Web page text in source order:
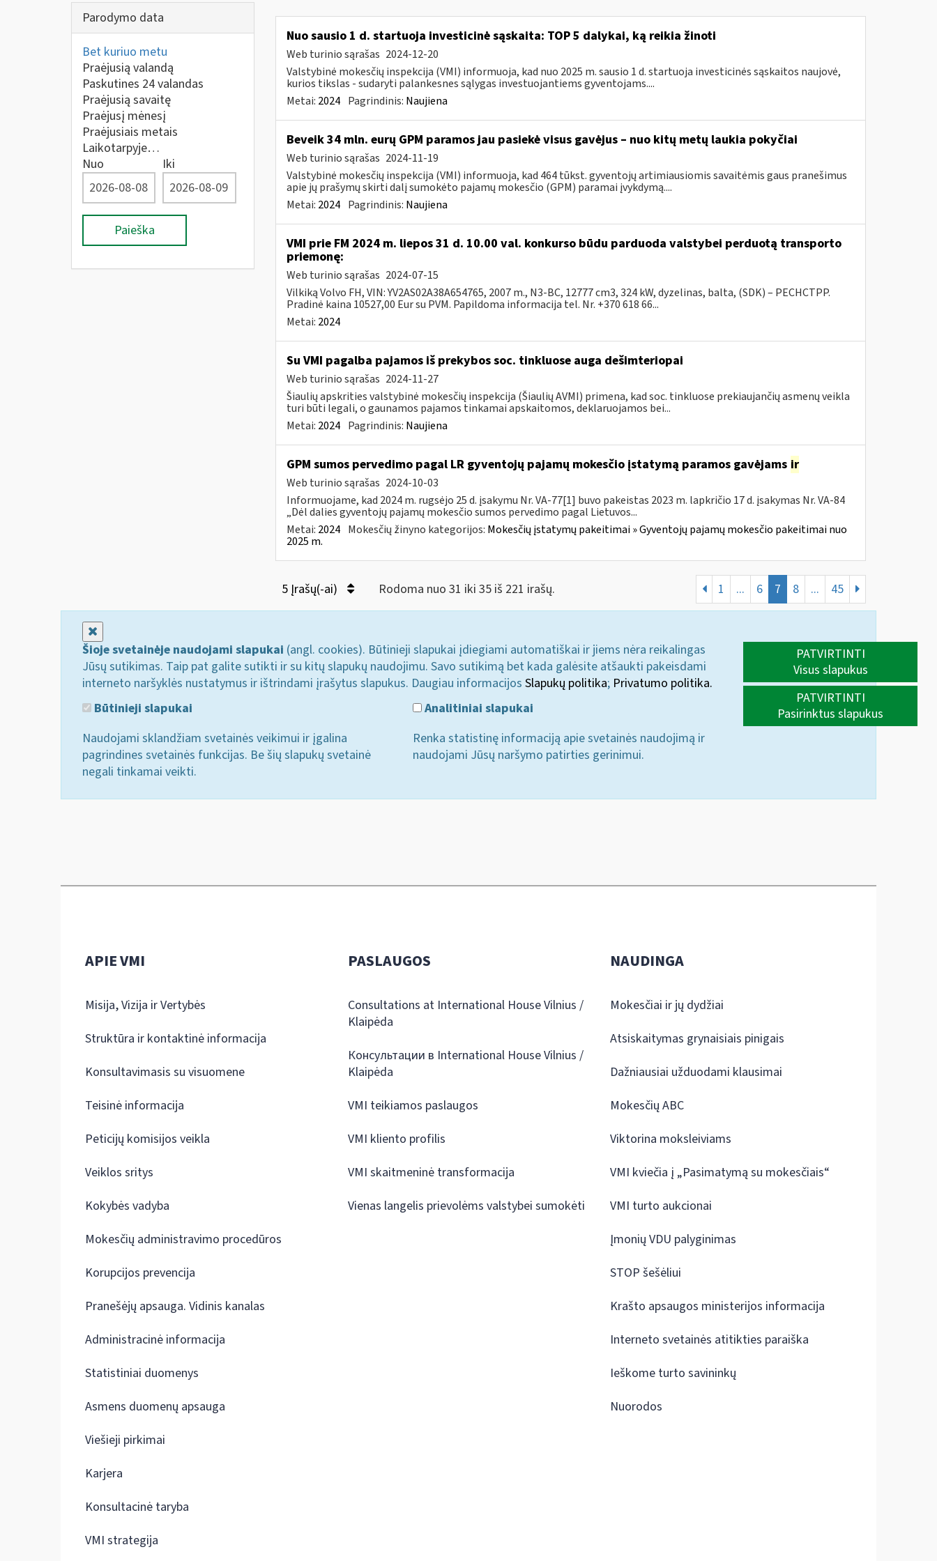
Parodymo data
Bet kuriuo metu
Praėjusią valandą
Paskutines 24 valandas
Praėjusią savaitę
Praėjusį mėnesį
Praėjusiais metais
Laikotarpyje…
Nuo
Iki
Paieška
Nuo sausio 1 d. startuoja investicinė sąskaita: TOP 5 dalykai, ką reikia žinoti
Web turinio sąrašas 2024-12-20
Valstybinė mokesčių inspekcija (VMI) informuoja, kad nuo 2025 m. sausio 1 d. startuoja investicinės sąskaitos naujovė,
kurios tikslas - sudaryti palankesnes sąlygas investuojantiems gyventojams....
Metai: 2024 Pagrindinis: Naujiena
Beveik 34 mln. eurų GPM paramos jau pasiekė visus gavėjus – nuo kitų metų laukia pokyčiai
Web turinio sąrašas 2024-11-19
Valstybinė mokesčių inspekcija (VMI) informuoja, kad 464 tūkst. gyventojų artimiausiomis savaitėmis gaus pranešimus
apie jų prašymų skirti dalį sumokėto pajamų mokesčio (GPM) paramai įvykdymą....
Metai: 2024 Pagrindinis: Naujiena
VMI prie FM 2024 m. liepos 31 d. 10.00 val. konkurso būdu parduoda valstybei perduotą transporto
priemonę:
Web turinio sąrašas 2024-07-15
Vilkiką Volvo FH, VIN: YV2AS02A38A654765, 2007 m., N3-BC, 12777 cm3, 324 kW, dyzelinas, balta, (SDK) – PECHCTPP.
Pradinė kaina 10527,00 Eur su PVM. Papildoma informacija tel. Nr. +370 618 66...
Metai: 2024
Su VMI pagalba pajamos iš prekybos soc. tinkluose auga dešimteriopai
Web turinio sąrašas 2024-11-27
Šiaulių apskrities valstybinė mokesčių inspekcija (Šiaulių AVMI) primena, kad soc. tinkluose prekiaujančių asmenų veikla
turi būti legali, o gaunamos pajamos tinkamai apskaitomos, deklaruojamos bei...
Metai: 2024 Pagrindinis: Naujiena
GPM sumos pervedimo pagal LR gyventojų pajamų mokesčio įstatymą paramos gavėjams ir
Web turinio sąrašas 2024-10-03
Informuojame, kad 2024 m. rugsėjo 25 d. įsakymu Nr. VA-77[1] buvo pakeistas 2023 m. lapkričio 17 d. įsakymas Nr. VA-84
„Dėl dalies gyventojų pajamų mokesčio sumos pervedimo pagal Lietuvos...
Metai: 2024 Mokesčių žinyno kategorijos: Mokesčių įstatymų pakeitimai » Gyventojų pajamų mokesčio pakeitimai nuo
2025 m.
5 Įrašų(-ai) Rodoma nuo 31 iki 35 iš 221 irašų. 1 ... 6 7 8 ... 45
Šioje svetainėje naudojami slapukai (angl. cookies). Būtinieji slapukai įdiegiami automatiškai ir jiems nėra reikalingas
Jūsų sutikimas. Taip pat galite sutikti ir su kitų slapukų naudojimu. Savo sutikimą bet kada galėsite atšaukti pakeisdami
interneto naršyklės nustatymus ir ištrindami įrašytus slapukus. Daugiau informacijos Slapukų politika; Privatumo politika.
Būtinieji slapukai
Naudojami sklandžiam svetainės veikimui ir įgalina
pagrindines svetainės funkcijas. Be šių slapukų svetainė
negali tinkamai veikti.
Analitiniai slapukai
Renka statistinę informaciją apie svetainės naudojimą ir
naudojami Jūsų naršymo patirties gerinimui.
PATVIRTINTI
Visus slapukus
PATVIRTINTI
Pasirinktus slapukus
APIE VMI
Misija, Vizija ir Vertybės
Struktūra ir kontaktinė informacija
Konsultavimasis su visuomene
Teisinė informacija
Peticijų komisijos veikla
Veiklos sritys
Kokybės vadyba
Mokesčių administravimo procedūros
Korupcijos prevencija
Pranešėjų apsauga. Vidinis kanalas
Administracinė informacija
Statistiniai duomenys
Asmens duomenų apsauga
Viešieji pirkimai
Karjera
Konsultacinė taryba
VMI strategija
PASLAUGOS
Consultations at International House Vilnius /
Klaipėda
Консультации в International House Vilnius /
Klaipėda
VMI teikiamos paslaugos
VMI kliento profilis
VMI skaitmeninė transformacija
Vienas langelis prievolėms valstybei sumokėti
NAUDINGA
Mokesčiai ir jų dydžiai
Atsiskaitymas grynaisiais pinigais
Dažniausiai užduodami klausimai
Mokesčių ABC
Viktorina moksleiviams
VMI kviečia į „Pasimatymą su mokesčiais“
VMI turto aukcionai
Įmonių VDU palyginimas
STOP šešėliui
Krašto apsaugos ministerijos informacija
Interneto svetainės atitikties paraiška
Ieškome turto savininkų
Nuorodos